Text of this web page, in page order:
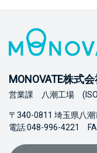
MONOVATE株式
営業課 八潮工場
〒340-0811 埼玉県八
電話:048-996-4221